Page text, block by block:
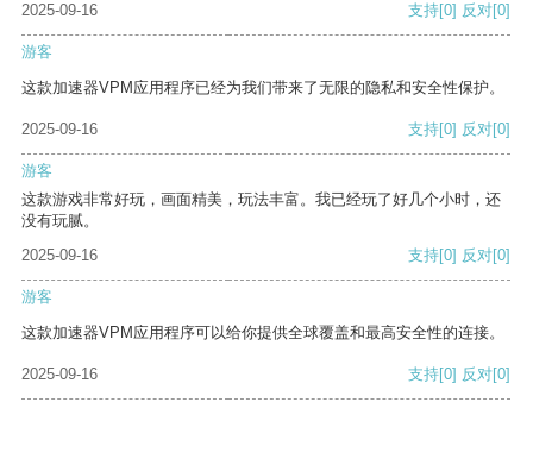
2025-09-16
支持[0] 反对[0]
游客
这款加速器VPM应用程序已经为我们带来了无限的隐私和安全性保护。
2025-09-16 支持[0] 反对[0]
游客
这款游戏非常好玩，画面精美，玩法丰富。我已经玩了好几个小时，还
没有玩腻。
2025-09-16
支持[0] 反对[0]
游客
这款加速器VPM应用程序可以给你提供全球覆盖和最高安全性的连接。
2025-09-16 支持[0] 反对[0]